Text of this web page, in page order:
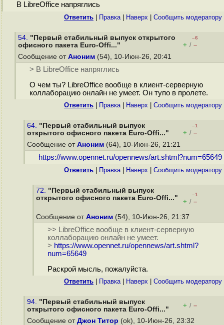
В LibreOffice напряглись
Ответить Правка| Наверх Cообщить модератору
54. "Первый стабильный выпуск открытого
офисного пакета Euro-Offi..."
–6
+ / –
Сообщение от Аноним (54), 10-Июн-26, 20:41
> В LibreOffice напряглись
О чем ты? LibreOffice вообще в клиент-серверную
коллаборацию онлайн не умеет. Он тупо в пролете.
Ответить Правка| Наверх Cообщить модератору
64. "Первый стабильный выпуск
открытого офисного пакета Euro-Offi..."
–1
+ / –
Сообщение от Аноним (64), 10-Июн-26, 21:21
https://www.opennet.ru/opennews/art.shtml?num=65649
Ответить Правка| Наверх Cообщить модератору
72. "Первый стабильный выпуск
открытого офисного пакета Euro-Offi..."
–1
+ / –
Сообщение от Аноним (54), 10-Июн-26, 21:37
>> LibreOffice вообще в клиент-серверную
коллаборацию онлайн не умеет.
> https://www.opennet.ru/opennews/art.shtml?
num=65649
Раскрой мысль, пожалуйста.
Ответить Правка| Наверх Cообщить модератору
94. "Первый стабильный выпуск
открытого офисного пакета Euro-Offi..."
+ / –
Сообщение от Джон Титор (ok), 10-Июн-26, 23:32